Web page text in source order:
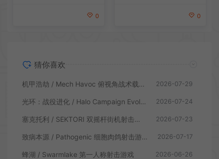
0 0
猜你喜欢
机甲浩劫 / Mech Havoc 俯视角战术载具射击游戏 2026-07-29
光环：战役进化 / Halo Campaign Evolved 科幻射击游戏 2026-07-24
塞克托利 / SEKTORI 双摇杆街机射击游戏 2026-07-23
致病本源 / Pathogenic 细胞肉鸽射击游戏 2026-07-17
蜂湖 / Swarmlake 第一人称射击游戏 2026-06-26